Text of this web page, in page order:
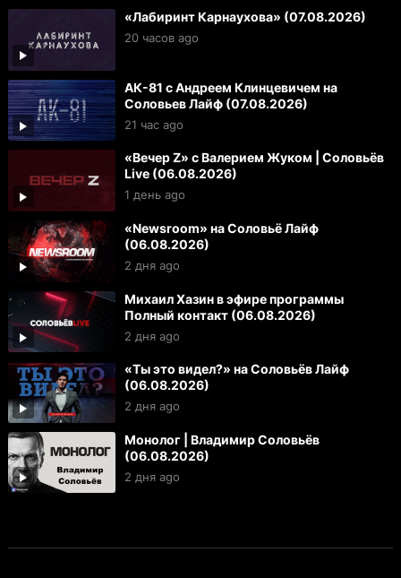
«Лабиринт Карнаухова» (07.08.2026)
20 часов ago
АК-81 с Андреем Клинцевичем на
Соловьев Лайф (07.08.2026)
21 час ago
«Вечер Z» с Валерием Жуком | Соловьёв
Live (06.08.2026)
1 день ago
«Newsroom» на Соловьё Лайф
(06.08.2026)
2 дня ago
Михаил Хазин в эфире программы
Полный контакт (06.08.2026)
2 дня ago
«Ты это видел?» на Соловьёв Лайф
(06.08.2026)
2 дня ago
Монолог | Владимир Соловьёв
(06.08.2026)
2 дня ago